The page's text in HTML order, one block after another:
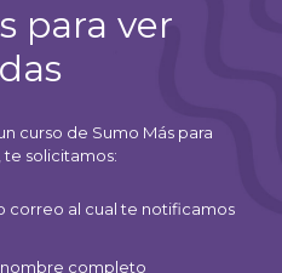
para ver
curso de Sumo Más para
te solicitamos:
correo al cual te notificamos
nombre completo